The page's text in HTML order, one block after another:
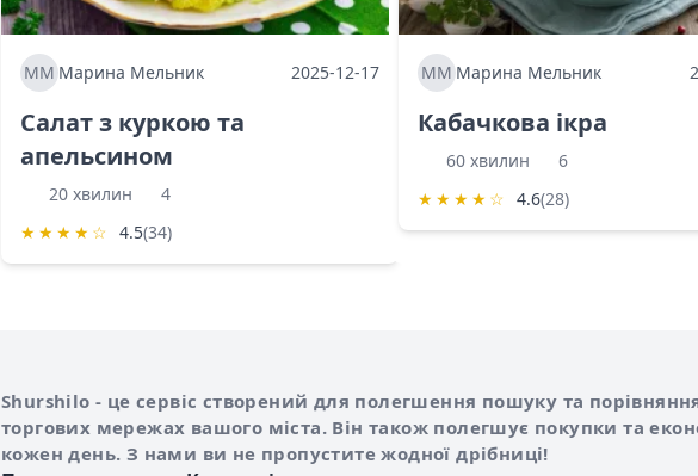
ММ Марина Мельник 2025-12-17
Салат з куркою та
апельсином
20 хвилин
4
★ ★ ★ ★ ☆ 4.5(34)
ММ Марина Мельник
Кабачкова ікра
60 хвилин
6
★ ★ ★ ★ ☆ 4.6(28)
Про сервіс Shurshilo
Shurshilo - це сервіс створений для полегшення пошуку та
торгових мережах вашого міста. Він також полегшує покупки та
кожен день. З нами ви не пропустите жодної дрібниці!